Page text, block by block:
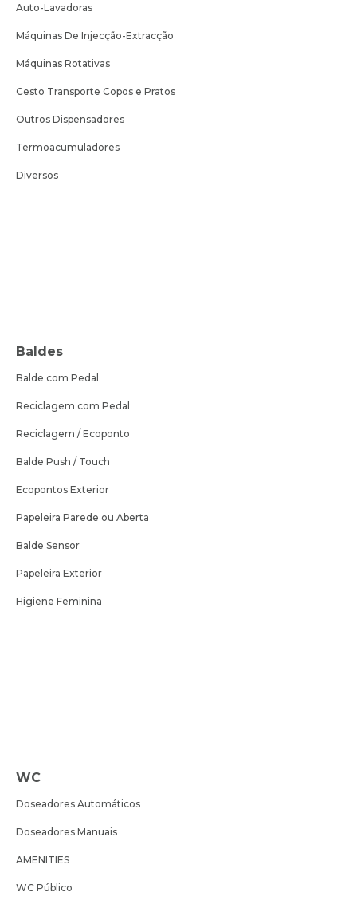
Auto-Lavadoras
Máquinas De Injecção-Extracção
Máquinas Rotativas
Cesto Transporte Copos e Pratos
Outros Dispensadores
Termoacumuladores
Diversos
Baldes
Balde com Pedal
Reciclagem com Pedal
Reciclagem / Ecoponto
Balde Push / Touch
Ecopontos Exterior
Papeleira Parede ou Aberta
Balde Sensor
Papeleira Exterior
Higiene Feminina
WC
Doseadores Automáticos
Doseadores Manuais
AMENITIES
WC Público